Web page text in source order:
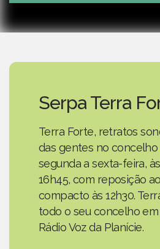
Serpa Terra
Terra Forte, retratos
das gentes no concelho
segunda a sexta-feira,
16h45, com reposição
compacto às 12h30.
todo o seu concelho
Rádio Voz da Planície.